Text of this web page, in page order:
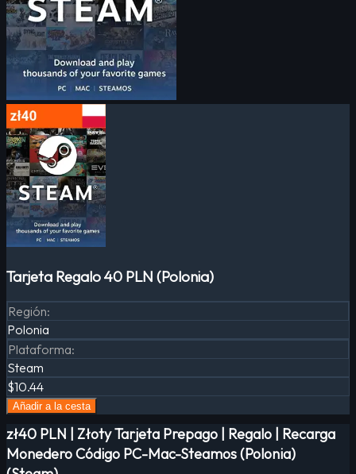
Tarjeta Regalo 40 PLN (Polonia)
Región:
Polonia
Plataforma:
Steam
$10.44
Añadir a la cesta
zł40 PLN | Złoty Tarjeta Prepago | Regalo | Recarga
Monedero Código PC-Mac-Steamos (Polonia)